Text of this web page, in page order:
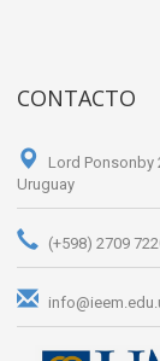
CONTACTO
Lord Ponsonby
Uruguay
(+598) 2709